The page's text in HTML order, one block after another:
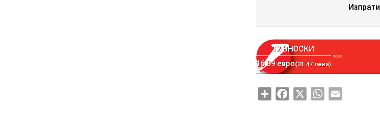
Изпрати
12 ВНОСКИ
16.09 евро(31.47 лева)
Share Facebook
X WhatsApp
Email